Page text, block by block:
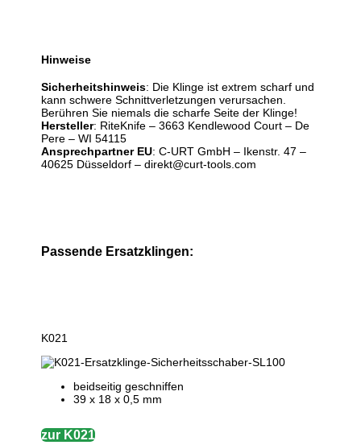
Hinweise
Sicherheitshinweis: Die Klinge ist extrem scharf und
kann schwere Schnittverletzungen verursachen.
Berühren Sie niemals die scharfe Seite der Klinge!
Hersteller: RiteKnife – 3663 Kendlewood Court – De
Pere – WI 54115
Ansprechpartner EU: C-URT GmbH – Ikenstr. 47 –
40625 Düsseldorf – direkt@curt-tools.com
Passende Ersatzklingen:
K021
beidseitig geschniffen
39 x 18 x 0,5 mm
zur K021